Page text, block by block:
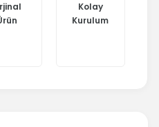
Kolay
Kurulum